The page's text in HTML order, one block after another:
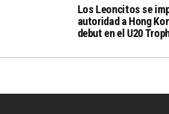
Los Leoncitos se
autoridad a Hong
debut en el U20